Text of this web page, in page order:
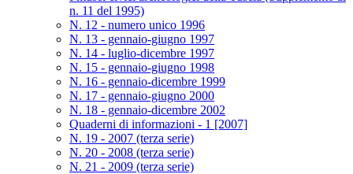
n. 11 del 1995)
N. 12 - numero unico 1996
N. 13 - gennaio-giugno 1997
N. 14 - luglio-dicembre 1997
N. 15 - gennaio-giugno 1998
N. 16 - gennaio-dicembre 1999
N. 17 - gennaio-giugno 2000
N. 18 - gennaio-dicembre 2002
Quaderni di informazioni - 1 [2007]
N. 19 - 2007 (terza serie)
N. 20 - 2008 (terza serie)
N. 21 - 2009 (terza serie)